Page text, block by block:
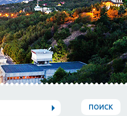
ПОИСК